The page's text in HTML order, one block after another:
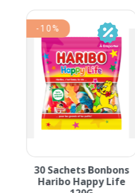
30 Sachets Bonbons
Haribo Happy Life
-10%